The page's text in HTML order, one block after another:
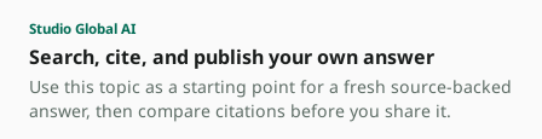
Studio Global AI
Search, cite, and publish your own answer
Use this topic as a starting point for a fresh source-backed
answer, then compare citations before you share it.